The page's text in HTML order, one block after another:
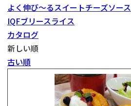
よく伸び～るスイートチーズソース
IQFブリースライス
カタログ
新しい順
古い順